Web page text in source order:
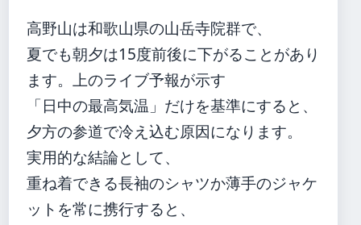
高野山は和歌山県の山岳寺院群で、
夏でも朝夕は15度前後に下がることがあり
ます。上のライブ予報が示す
「日中の最高気温」だけを基準にすると、
夕方の参道で冷え込む原因になります。
実用的な結論として、
重ね着できる長袖のシャツか薄手のジャケ
ットを常に携行すると、